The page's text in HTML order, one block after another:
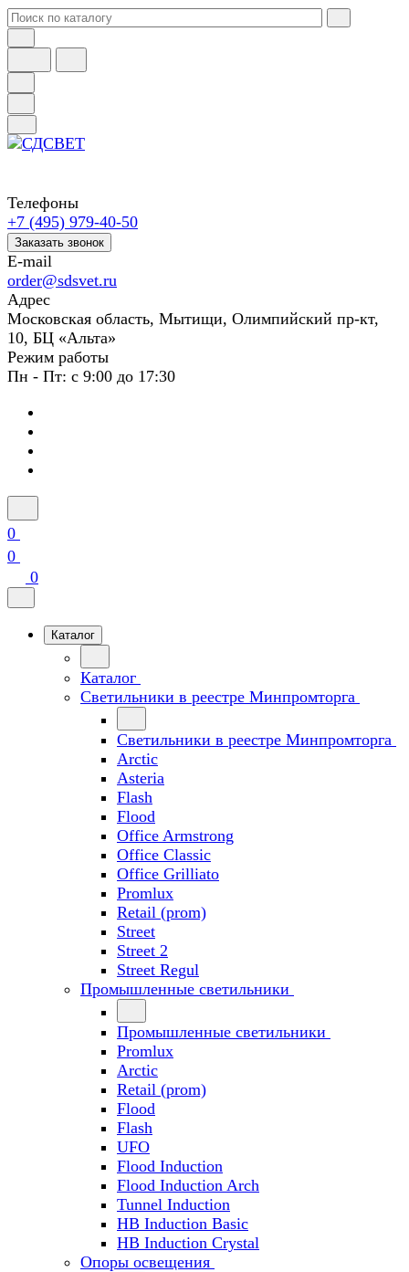
Телефоны
+7 (495) 979-40-50
Заказать звонок
E-mail
order@sdsvet.ru
Адрес
Московская область, Мытищи, Олимпийский пр-кт,
10, БЦ «Альта»
Режим работы
Пн - Пт: с 9:00 до 17:30
0
0
0
Каталог
Каталог
Светильники в реестре Минпромторга
Светильники в реестре Минпромторга
Arctic
Asteria
Flash
Flood
Office Armstrong
Office Classic
Office Grilliato
Promlux
Retail (prom)
Street
Street 2
Street Regul
Промышленные светильники
Промышленные светильники
Promlux
Arctic
Retail (prom)
Flood
Flash
UFO
Flood Induction
Flood Induction Arch
Tunnel Induction
HB Induction Basic
HB Induction Crystal
Опоры освещения